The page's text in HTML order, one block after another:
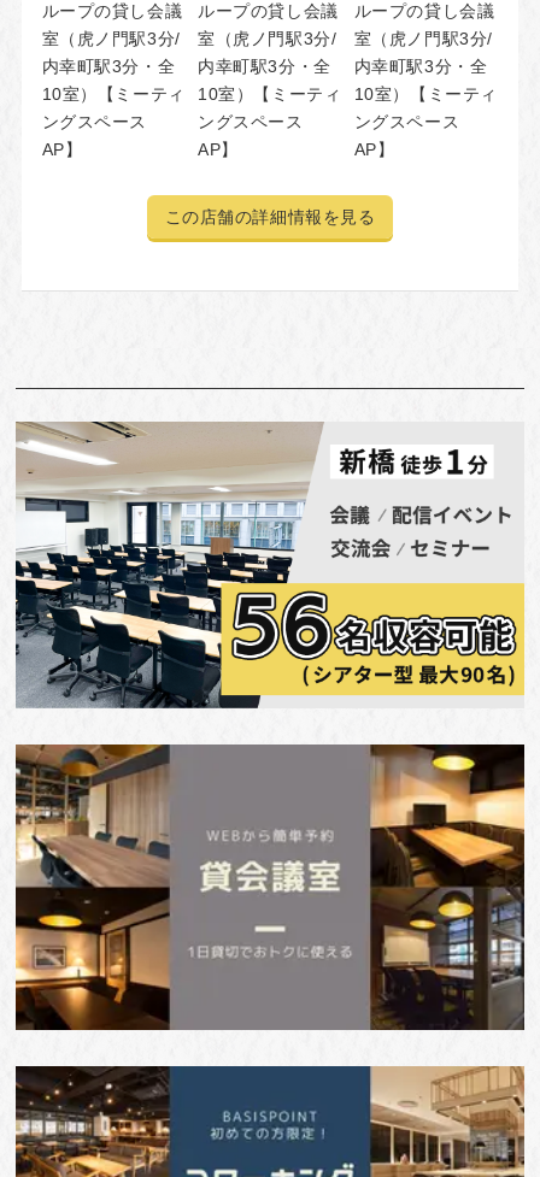
ループの貸し会議
室（虎ノ門駅3分/
内幸町駅3分・全
10室）【ミーティ
ングスペース
AP】
ループの貸し会議
室（虎ノ門駅3分/
内幸町駅3分・全
10室）【ミーティ
ングスペース
AP】
ループの貸し会議
室（虎ノ門駅3分/
内幸町駅3分・全
10室）【ミーティ
ングスペース
AP】
この店舗の詳細情報を見る